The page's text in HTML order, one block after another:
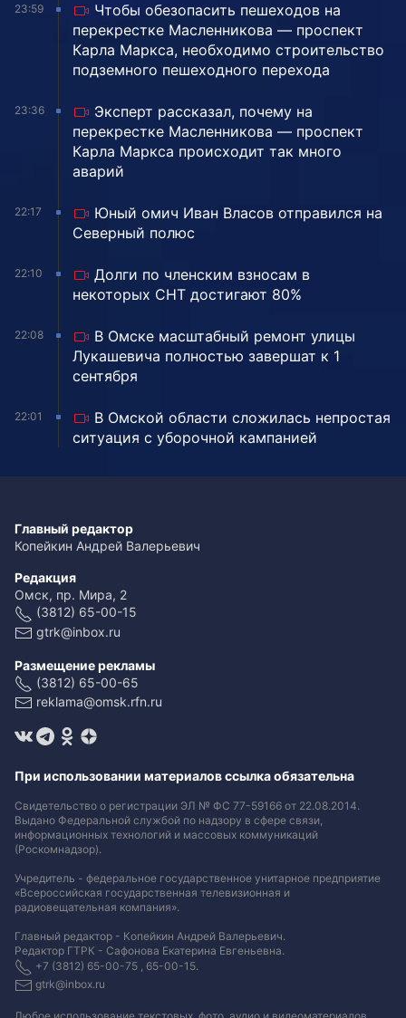
23:59
Чтобы обезопасить пешеходов на
перекрестке Масленникова — проспект
Карла Маркса, необходимо строительство
подземного пешеходного перехода
23:36
Эксперт рассказал, почему на
перекрестке Масленникова — проспект
Карла Маркса происходит так много
аварий
22:17
Юный омич Иван Власов отправился на
Северный полюс
22:10
Долги по членским взносам в
некоторых СНТ достигают 80%
22:08
В Омске масштабный ремонт улицы
Лукашевича полностью завершат к 1
сентября
22:01
В Омской области сложилась непростая
ситуация с уборочной кампанией
Главный редактор
Копейкин Андрей Валерьевич
Редакция
Омск, пр. Мира, 2
(3812) 65-00-15
gtrk@inbox.ru
Размещение рекламы
(3812) 65-00-65
reklama@omsk.rfn.ru
При использовании материалов ссылка обязательна
Свидетельство о регистрации ЭЛ № ФС 77-59166 от 22.08.2014.
Выдано Федеральной службой по надзору в сфере связи,
информационных технологий и массовых коммуникаций
(Роскомнадзор).
Учредитель - федеральное государственное унитарное предприятие
«Всероссийская государственная телевизионная и
радиовещательная компания».
Главный редактор - Копейкин Андрей Валерьевич.
Редактор ГТРК - Сафонова Екатерина Евгеньевна.
+7 (3812) 65-00-75 , 65-00-15.
gtrk@inbox.ru